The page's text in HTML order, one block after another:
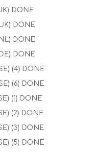
DONE
DONE
DONE
DONE
(4) DONE
(6) DONE
(1) DONE
(2) DONE
(3) DONE
(5) DONE